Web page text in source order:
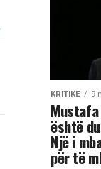
KRITIKE 9
është
Një i
për të